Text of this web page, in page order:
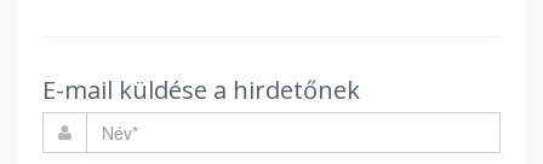
E-mail küldése a hirdetőnek